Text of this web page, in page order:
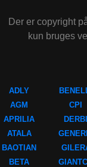
Der er copyright
kun bruges
ADLY
AGM
APRILIA
ATALA
BAOTIAN
BETA
CPI
DERBI